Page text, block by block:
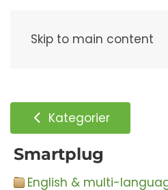
Skip to main content
Kategorier
Smartplug
English & multi-